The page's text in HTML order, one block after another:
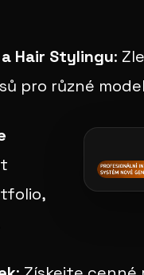
Hair Stylingu:
pro různé